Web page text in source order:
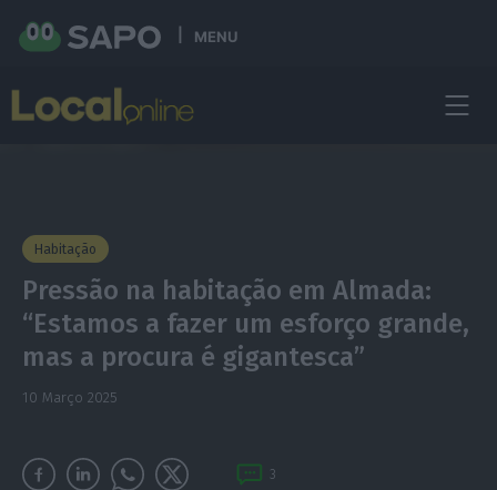
MENU
Habitação
Pressão na habitação em Almada:
“Estamos a fazer um esforço grande,
mas a procura é gigantesca”
10 Março 2025
3